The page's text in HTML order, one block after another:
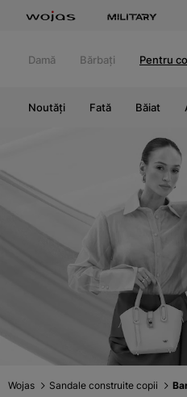
Damă Bărbați Pentru
Noutăți Fată Băiat
Wojas Sandale construite copii